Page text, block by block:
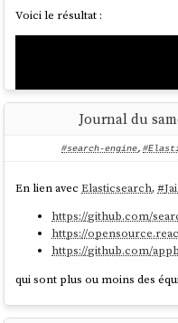
Voici le résultat :
Journal du
#search-engine,
En lien avecElasticsearch, #
https://github.com/
https://
https://github.com/
qui sont plus ou moins des